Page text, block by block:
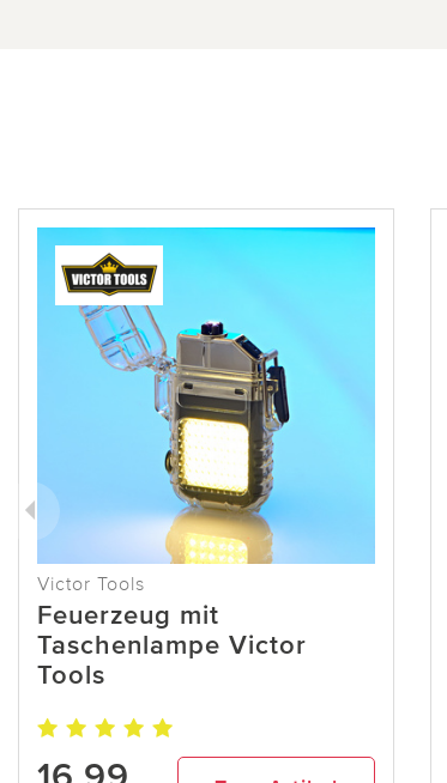
Victor Tools
Feuerzeug mit
Taschenlampe Victor
Tools